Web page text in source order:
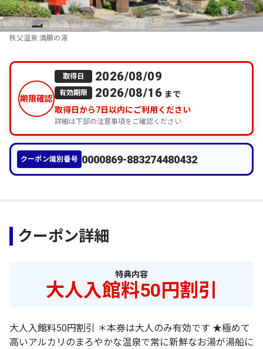
秩父温泉 満願の湯
期限確認
取得日 2026/08/09
有効期限 2026/08/16 まで
取得日から7 日以内にご利用ください
詳細は下部の注意事項をご確認ください
クーポン識別番号 0000869-883274480432
クーポン詳細
特典内容
大人入館料50円割引
大人入館料50円割引 ＊本券は大人のみ有効です ★極めて
高いアルカリのまろやかな温泉で常に新鮮なお湯が湯船に